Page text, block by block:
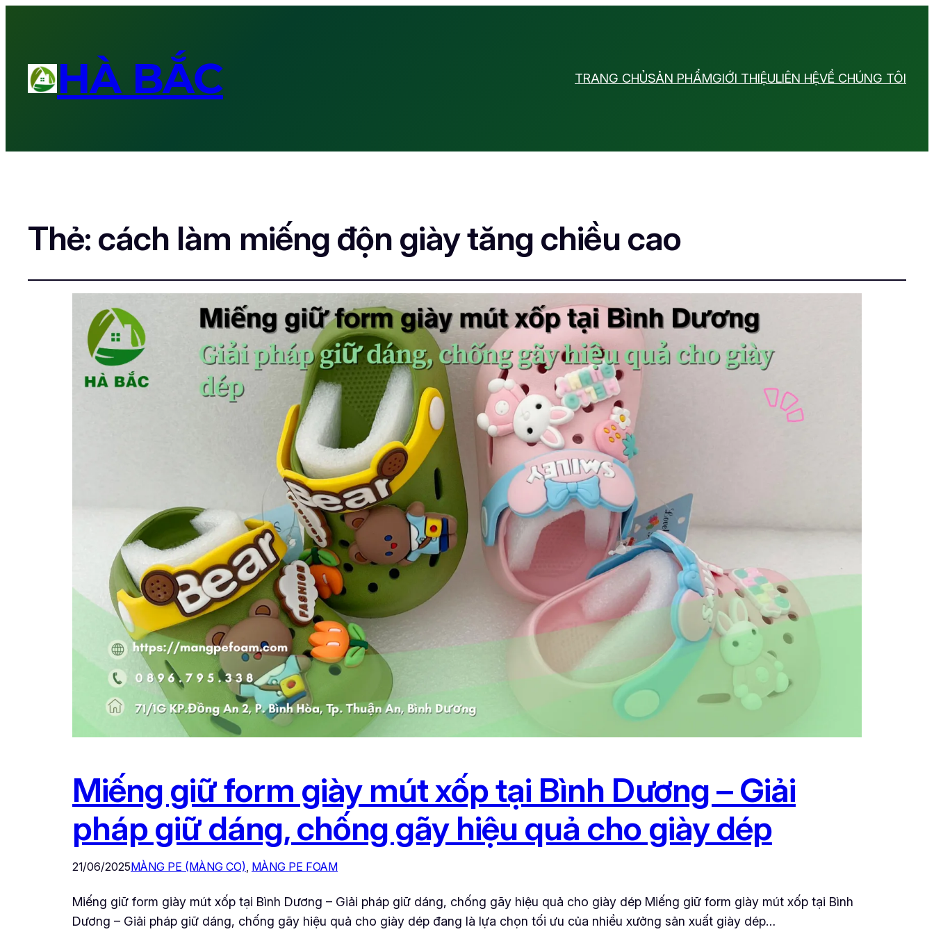
HÀ BẮC TRANG CHỦSẢN PHẨMGIỚI THIỆULIÊN HỆVỀ CHÚNG TÔI
Thẻ: cách làm miếng độn giày tăng chiều cao
Miếng giữ form giày mút xốp tại Bình Dương – Giải
pháp giữ dáng, chống gãy hiệu quả cho giày dép
21/06/2025MÀNG PE (MÀNG CO) MÀNG PE FOAM
Miếng giữ form giày mút xốp tại Bình Dương – Giải pháp giữ dáng, chống gãy hiệu quả cho giày dép Miếng giữ form giày mút xốp tại Bình
Dương – Giải pháp giữ dáng, chống gãy hiệu quả cho giày dép đang là lựa chọn tối ưu của nhiều xưởng sản xuất giày dép…